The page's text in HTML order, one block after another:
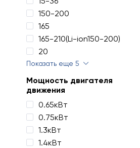
150-200
165
165-210(Li-ion150-200)
20
Показать еще 5
Мощность двигателя
движения
0.65кВт
0.75кВт
1.3кВт
1.4кВт